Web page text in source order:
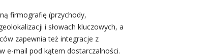
firmografię (przychody,
i słowach kluczowych, a
zapewnia też integracje z
e-mail pod kątem dostarczalności.